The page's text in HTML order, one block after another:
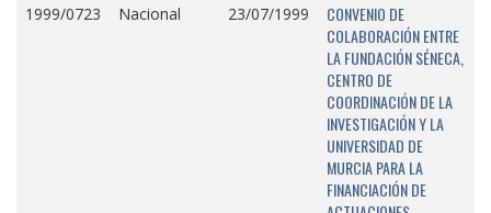
1999/0723 Nacional 23/07/1999
CONVENIO DE
COLABORACIÓN ENTRE
LA FUNDACIÓN SÉNECA,
CENTRO DE
COORDINACIÓN DE LA
INVESTIGACIÓN Y LA
UNIVERSIDAD DE
MURCIA PARA LA
FINANCIACIÓN DE